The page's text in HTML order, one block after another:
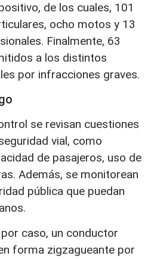
de los cuales, 101
ocho motos y 13
Finalmente, 63
a los distintos
por infracciones graves.
se revisan cuestiones
vial, como
de pasajeros, uso de
Además, se monitorean
pública que puedan
caso, un conductor
forma zigzagueante por